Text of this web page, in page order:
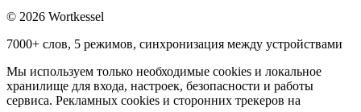
© 2026 Wortkessel
7000+ слов, 5 режимов, синхронизация между устройствами
Мы используем только необходимые cookies и локальное
хранилище для входа, настроек, безопасности и работы
сервиса. Рекламных cookies и сторонних трекеров на